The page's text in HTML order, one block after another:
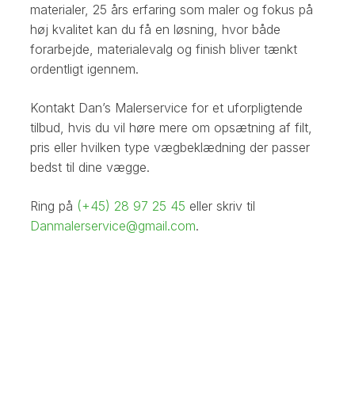
materialer, 25 års erfaring som maler og fokus på
høj kvalitet kan du få en løsning, hvor både
forarbejde, materialevalg og finish bliver tænkt
ordentligt igennem.
Kontakt Dan’s Malerservice for et uforpligtende
tilbud, hvis du vil høre mere om opsætning af filt,
pris eller hvilken type vægbeklædning der passer
bedst til dine vægge.
Ring på (+45) 28 97 25 45 eller skriv til
Danmalerservice@gmail.com.